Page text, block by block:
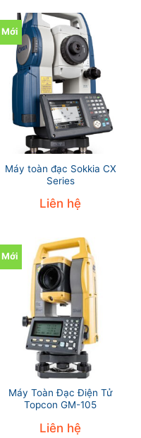
Mới
Máy toàn đạc Sokkia CX
Series
Liên hệ
Mới
Máy Toàn Đạc Điện Tử
Topcon GM-105
Liên hệ